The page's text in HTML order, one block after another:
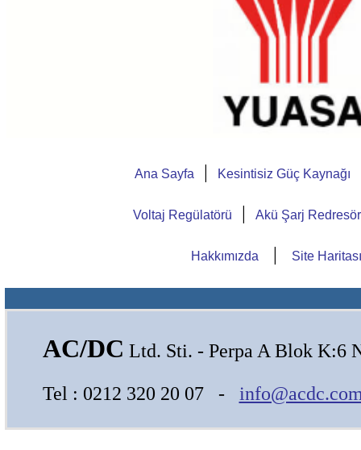
Ana Sayfa | Kesintisiz Güç Kaynağı
Voltaj Regülatörü | Akü Şarj
Hakkımızda | Site Haritası
AC/DC Ltd. Sti. - Perpa A Blok K:6
Tel : 0212 320 20 07 -